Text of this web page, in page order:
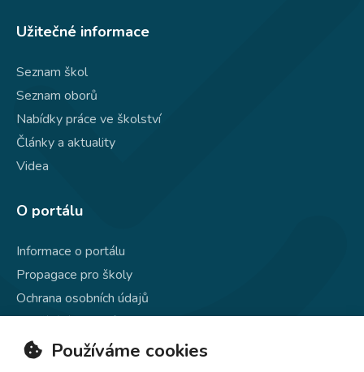
Užitečné informace
Seznam škol
Seznam oborů
Nabídky práce ve školství
Články a aktuality
Videa
O portálu
Informace o portálu
Propagace pro školy
Ochrana osobních údajů
Používání souborů cookie
KontaktyPoužíváme cookies